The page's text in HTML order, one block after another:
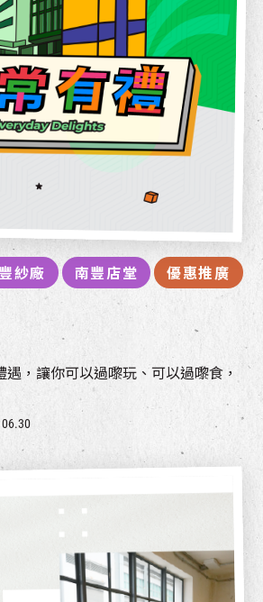
紗廠 南豐店堂 優惠推廣
，讓你可以過嚟玩、可以過嚟食，
06.30